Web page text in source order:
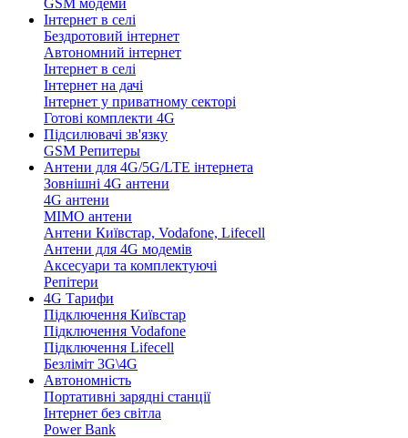
GSM модеми
Інтернет в селі
Бездротовий інтернет
Автономний інтернет
Інтернет в селі
Інтернет на дачі
Інтернет у приватному секторі
Готові комплекти 4G
Підсилювачі зв'язку
GSM Репитеры
Антени для 4G/5G/LTE інтернета
Зовнішні 4G антени
4G антени
MIMO антени
Антени Київстар, Vodafone, Lifecell
Антени для 4G модемів
Аксесуари та комплектуючі
Репітери
4G Тарифи
Підключення Київстар
Підключення Vodafone
Підключення Lifecell
Безліміт 3G\4G
Автономність
Портативні зарядні станції
Інтернет без світла
Power Bank